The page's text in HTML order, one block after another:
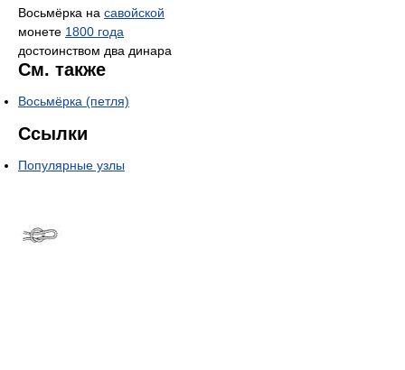
Восьмёрка на савойской
монете 1800 года
достоинством два динара
См. также
Восьмёрка (петля)
Ссылки
Популярные узлы